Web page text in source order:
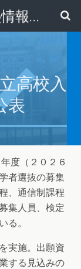
月刊私塾界｜全国私塾情報センター
高校入
表
度（２０２６
者選抜の募集
、通信制課程
集人員、検定
る。
実施。出願資
する見込みの